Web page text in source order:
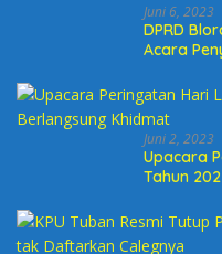
Juni 6, 2023
DPRD
Acara
2022
Juni 2, 2023
Upacara
Tahun